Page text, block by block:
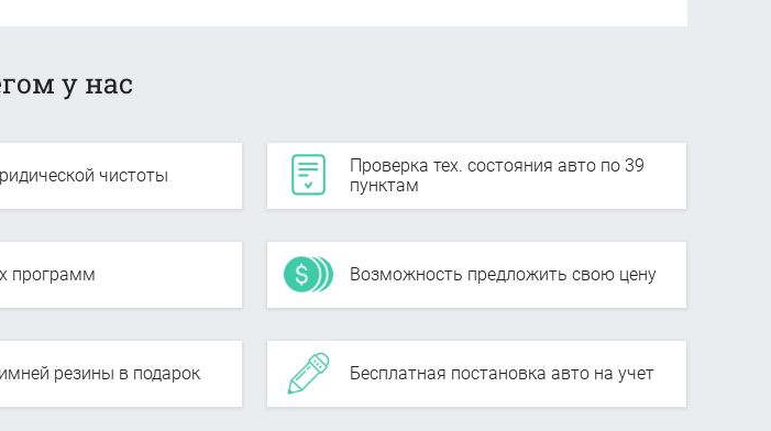
у нас
чистоты
Проверка тех. состояния авто по 39
пунктам
программ Возможность предложить свою цену
резины в подарок Бесплатная постановка авто на учет